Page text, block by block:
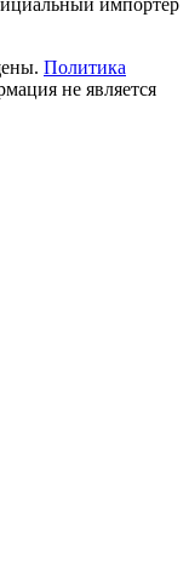
импортёр
Политика
не является